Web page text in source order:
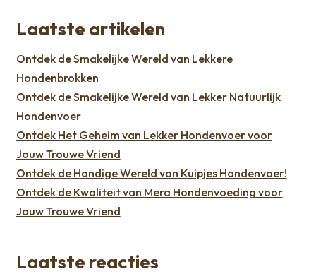
Laatste artikelen
Ontdek de Smakelijke Wereld van Lekkere
Hondenbrokken
Ontdek de Smakelijke Wereld van Lekker Natuurlijk
Hondenvoer
Ontdek Het Geheim van Lekker Hondenvoer voor
Jouw Trouwe Vriend
Ontdek de Handige Wereld van Kuipjes Hondenvoer!
Ontdek de Kwaliteit van Mera Hondenvoeding voor
Jouw Trouwe Vriend
Laatste reacties